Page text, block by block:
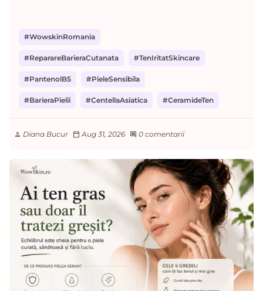
#BarieraPielii #CentellaAsiatica #CeramideTen
#PantenolB5 #PieleSensibila
#ReparareBarieraCutanata #TenIritatSkincare
#WowskinRomania
person Diana Bucur calendar_today Aug 31, 2026 comment 0 comentarii